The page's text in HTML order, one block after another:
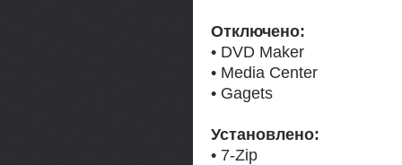
Отключено:
• DVD Maker
• Media Center
• Gagets
Установлено:
• 7-Zip